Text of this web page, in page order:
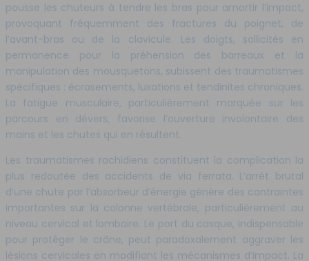
pousse les chuteurs à tendre les bras pour amortir l’impact,
provoquant fréquemment des fractures du poignet, de
l’avant-bras ou de la clavicule. Les doigts, sollicités en
permanence pour la préhension des barreaux et la
manipulation des mousquetons, subissent des traumatismes
spécifiques : écrasements, luxations et tendinites chroniques.
La fatigue musculaire, particulièrement marquée sur les
parcours en dévers, favorise l’ouverture involontaire des
mains et les chutes qui en résultent.
Les traumatismes rachidiens constituent la complication la
plus redoutée des accidents de via ferrata. L’arrêt brutal
d’une chute par l’absorbeur d’énergie génère des contraintes
importantes sur la colonne vertébrale, particulièrement au
niveau cervical et lombaire. Le port du casque, indispensable
pour protéger le crâne, peut paradoxalement aggraver les
lésions cervicales en modifiant les mécanismes d’impact. La